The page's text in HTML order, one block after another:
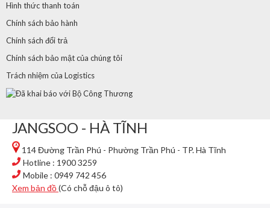
Hình thức thanh toán
Chính sách bảo hành
Chính sách đổi trả
Chính sách bảo mật của chúng tôi
Trách nhiệm của Logistics
JANGSOO - HÀ TĨNH
114 Đường Trần Phú - Phường Trần Phú - TP. Hà Tĩnh
Hotline : 1900 3259
Mobile : 0949 742 456
Xem bản đồ(Có chỗ đậu ô tô)